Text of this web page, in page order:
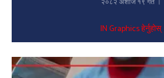
IN Graphics हेर्नुहोस्